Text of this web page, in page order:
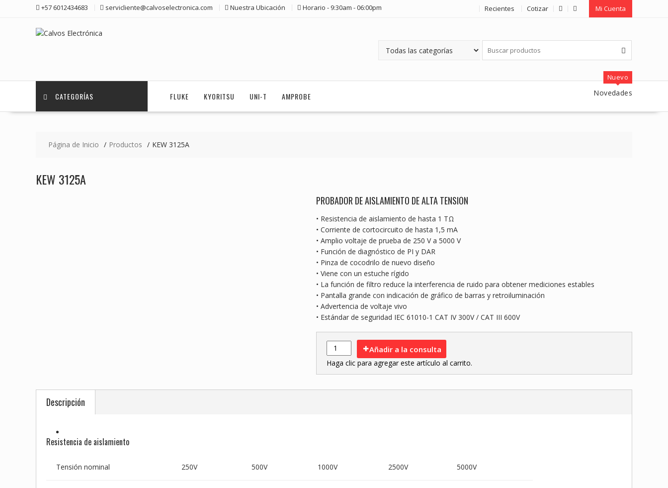
+57 6012434683 servicliente@calvoselectronica.com Nuestra Ubicación Horario - 9:30am - 06:00pm Recientes Cotizar Mi Cuenta
CATEGORÍAS FLUKE KYORITSU UNI-T AMPROBE
Nuevo
Novedades
Página de Inicio Productos KEW 3125A
KEW 3125A
PROBADOR DE AISLAMIENTO DE ALTA TENSIÓN
• Resistencia de aislamiento de hasta 1 TΩ
• Corriente de cortocircuito de hasta 1,5 mA
• Amplio voltaje de prueba de 250 V a 5000 V
• Función de diagnóstico de PI y DAR
• Pinza de cocodrilo de nuevo diseño
• Viene con un estuche rígido
• La función de filtro reduce la interferencia de ruido para obtener mediciones estables
• Pantalla grande con indicación de gráfico de barras y retroiluminación
• Advertencia de voltaje vivo
• Estándar de seguridad IEC 61010-1 CAT IV 300V / CAT III 600V
Añadir a la consulta
Haga clic para agregar este artículo al carrito.
Descripción
Resistencia de aislamiento
Tensión nominal 250V 500V 1000V 2500V 5000V